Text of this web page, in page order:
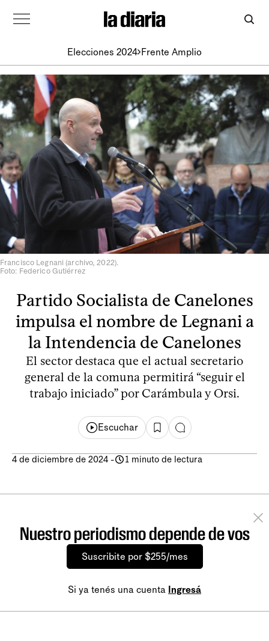
Elecciones 2024 Frente Amplio
Francisco Legnani (archivo, 2022).
Foto: Federico Gutiérrez
Partido Socialista de Canelones
impulsa el nombre de Legnani a
la Intendencia de Canelones
El sector destaca que el actual secretario
general de la comuna permitirá “seguir el
trabajo iniciado” por Carámbula y Orsi.
Escuchar
4 de diciembre de 2024 - 1 minuto de lectura
Nuestro periodismo depende de vos
Suscribite por $255/mes
Si ya tenés una cuenta Ingresá